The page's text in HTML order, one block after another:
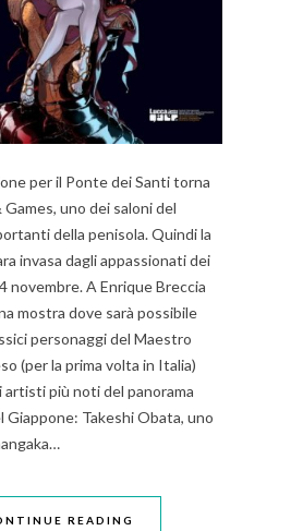
per il Ponte dei Santi torna
Games, uno dei saloni del
della penisola. Quindi la
invasa dagli appassionati dei
novembre. A Enrique Breccia
mostra dove sarà possibile
personaggi del Maestro
(per la prima volta in Italia)
artisti più noti del panorama
Takeshi Obata, uno
READING